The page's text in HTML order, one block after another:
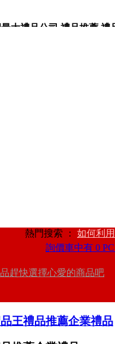
禮品公司,禮品推薦,禮
,禮品網站。
熱門搜索 ： 如何利
詢價車中有 0
趕快選擇心愛的商品吧
推薦企業禮品